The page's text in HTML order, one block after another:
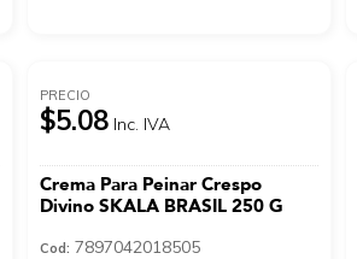
PRECIO
$5.08 Inc. IVA
Crema Para Peinar Crespo
Divino SKALA BRASIL 250 G
Cod: 7897042018505